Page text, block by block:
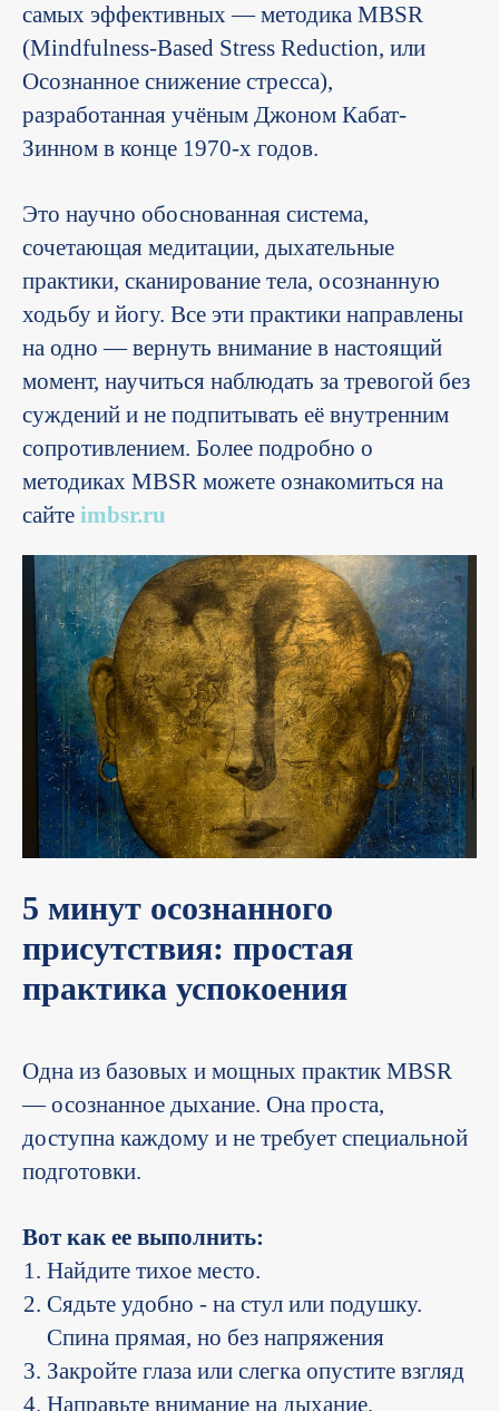
самых эффективных — методика MBSR
(Mindfulness-Based Stress Reduction, или
Осознанное снижение стресса),
разработанная учёным Джоном Кабат-
Зинном в конце 1970-х годов.
Это научно обоснованная система,
сочетающая медитации, дыхательные
практики, сканирование тела, осознанную
ходьбу и йогу. Все эти практики направлены
на одно — вернуть внимание в настоящий
момент, научиться наблюдать за тревогой без
суждений и не подпитывать её внутренним
сопротивлением. Более подробно о
методиках MBSR можете ознакомиться на
сайте imbsr.ru
5 минут осознанного
присутствия: простая
практика успокоения
Одна из базовых и мощных практик MBSR
— осознанное дыхание. Она проста,
доступна каждому и не требует специальной
подготовки.
Вот как ее выполнить:
Найдите тихое место.
Сядьте удобно - на стул или подушку.
Спина прямая, но без напряжения
Закройте глаза или слегка опустите взгляд
Направьте внимание на дыхание.